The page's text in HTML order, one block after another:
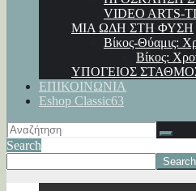
VIDEO ARTS-
ΜΙΑ ΩΔΗ ΣΤΗ ΦΥΣΗ
Βίκος-Θύαμις:
Βίκος:
ΥΠΟΓΕΙΟΣ
ΕΠΙΚΟΙΝΩΝΙΑ
Eshop Classic63
Search
Search